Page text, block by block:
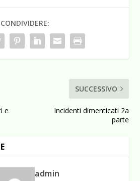
CONDIVIDERE:
e
SUCCESSIVO
Incidenti dimenticati 2a
parte
admin